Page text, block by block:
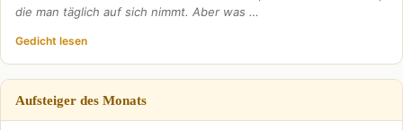
die man täglich auf sich nimmt. Aber was …
Gedicht lesen
Aufsteiger des Monats